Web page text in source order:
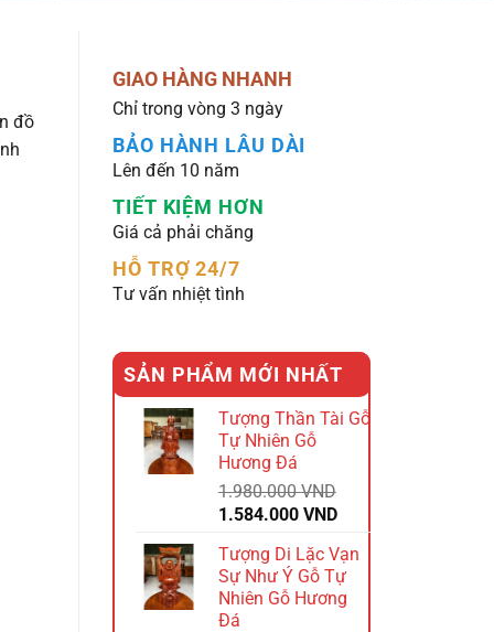
đồ
GIAO HÀNG NHANH
Chỉ trong vòng 3 ngày
BẢO HÀNH LÂU DÀI
Lên đến 10 năm
TIẾT KIỆM HƠN
Giá cả phải chăng
HỖ TRỢ 24/7
Tư vấn nhiệt tình
SẢN PHẨM MỚI NHẤT
Tượng Thần Tài Gỗ
Tự Nhiên Gỗ
Hương Đá
1.980.000VND
Giá
là:
1.980.000 VND.
1.584.000 VNDGiá
hiện
tại
là:
1.584.000 VND.
Tượng Di Lặc Vạn
Sự Như Ý Gỗ Tự
Nhiên Gỗ Hương
Đá